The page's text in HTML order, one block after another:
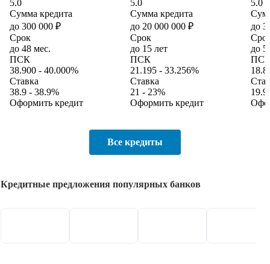
5.0
Сумма кредита
до 300 000 ₽
Срок
до 48 мес.
ПСК
38.900 - 40.000%
Ставка
38.9 - 38.9%
Оформить кредит
5.0
Сумма кредита
до 20 000 000 ₽
Срок
до 15 лет
ПСК
21.195 - 33.256%
Ставка
21 - 23%
Оформить кредит
5.0
до
до 5
19.9
Все кредиты
Кредитные предложения популярных банков